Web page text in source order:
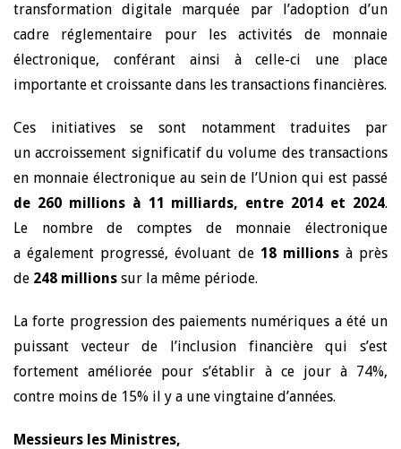
transformation digitale marquée par l’adoption d’un
cadre réglementaire pour les activités de monnaie
électronique, conférant ainsi à celle-ci une place
importante et croissante dans les transactions financières.
Ces initiatives se sont notamment traduites par
un accroissement significatif du volume des transactions
en monnaie électronique au sein de l’Union qui est passé
de 260 millions à 11 milliards, entre 2014 et 2024.
Le nombre de comptes de monnaie électronique
a également progressé, évoluant de 18 millionsà près
de 248 millions sur la même période.
La forte progression des paiements numériques a été un
puissant vecteur de l’inclusion financière qui s’est
fortement améliorée pour s’établir à ce jour à 74%,
contre moins de 15% il y a une vingtaine d’années.
Messieurs les Ministres,